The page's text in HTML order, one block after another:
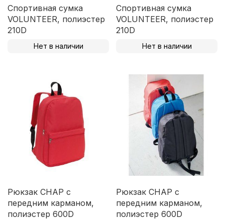
Спортивная сумка
VOLUNTEER, полиэстер
210D
Нет в наличии
Спортивная сумка
VOLUNTEER, полиэстер
210D
Нет в наличии
Рюкзак CHAP с
передним карманом,
полиэстер 600D
Рюкзак CHAP с
передним карманом,
полиэстер 600D